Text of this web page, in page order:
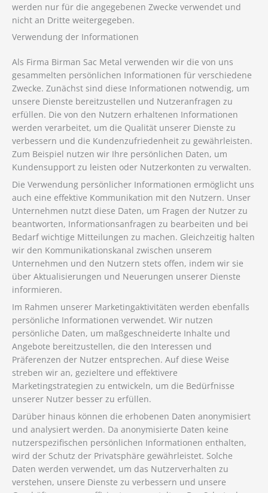
werden nur für die angegebenen Zwecke verwendet und
nicht an Dritte weitergegeben.
Verwendung der Informationen
Als Firma Birman Sac Metal verwenden wir die von uns
gesammelten persönlichen Informationen für verschiedene
Zwecke. Zunächst sind diese Informationen notwendig, um
unsere Dienste bereitzustellen und Nutzeranfragen zu
erfüllen. Die von den Nutzern erhaltenen Informationen
werden verarbeitet, um die Qualität unserer Dienste zu
verbessern und die Kundenzufriedenheit zu gewährleisten.
Zum Beispiel nutzen wir Ihre persönlichen Daten, um
Kundensupport zu leisten oder Nutzerkonten zu verwalten.
Die Verwendung persönlicher Informationen ermöglicht uns
auch eine effektive Kommunikation mit den Nutzern. Unser
Unternehmen nutzt diese Daten, um Fragen der Nutzer zu
beantworten, Informationsanfragen zu bearbeiten und bei
Bedarf wichtige Mitteilungen zu machen. Gleichzeitig halten
wir den Kommunikationskanal zwischen unserem
Unternehmen und den Nutzern stets offen, indem wir sie
über Aktualisierungen und Neuerungen unserer Dienste
informieren.
Im Rahmen unserer Marketingaktivitäten werden ebenfalls
persönliche Informationen verwendet. Wir nutzen
persönliche Daten, um maßgeschneiderte Inhalte und
Angebote bereitzustellen, die den Interessen und
Präferenzen der Nutzer entsprechen. Auf diese Weise
streben wir an, gezieltere und effektivere
Marketingstrategien zu entwickeln, um die Bedürfnisse
unserer Nutzer besser zu erfüllen.
Darüber hinaus können die erhobenen Daten anonymisiert
und analysiert werden. Da anonymisierte Daten keine
nutzerspezifischen persönlichen Informationen enthalten,
wird der Schutz der Privatsphäre gewährleistet. Solche
Daten werden verwendet, um das Nutzerverhalten zu
verstehen, unsere Dienste zu verbessern und unsere